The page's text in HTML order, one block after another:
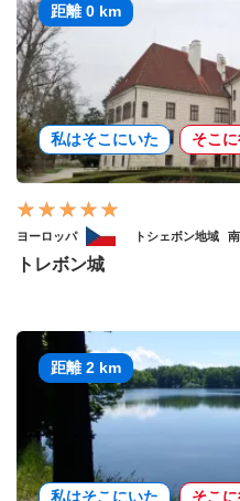
距離 0 km
私はそこにいた そこ
ヨーロッパ トシェボン地域
トレボン城
距離 2 km
私はそこにいた そこ